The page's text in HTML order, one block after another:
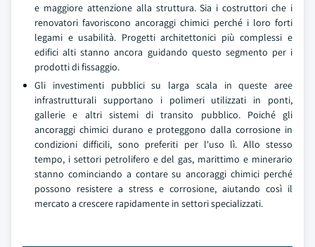
e maggiore attenzione alla struttura. Sia i costruttori che i
renovatori favoriscono ancoraggi chimici perché i loro forti
legami e usabilità. Progetti architettonici più complessi e
edifici alti stanno ancora guidando questo segmento per i
prodotti di fissaggio.
Gli investimenti pubblici su larga scala in queste aree
infrastrutturali supportano i polimeri utilizzati in ponti,
gallerie e altri sistemi di transito pubblico. Poiché gli
ancoraggi chimici durano e proteggono dalla corrosione in
condizioni difficili, sono preferiti per l'uso lì. Allo stesso
tempo, i settori petrolifero e del gas, marittimo e minerario
stanno cominciando a contare su ancoraggi chimici perché
possono resistere a stress e corrosione, aiutando così il
mercato a crescere rapidamente in settori specializzati.